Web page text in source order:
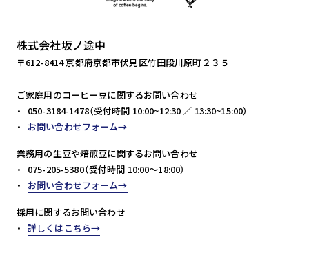
株式会社坂ノ途中
〒612-8414 京都府京都市伏見区竹田段川原町２３５
ご家庭用のコーヒー豆に関するお問い合わせ
050-3184-1478（受付時間 10:00~12:30 ／ 13:30~15:00）
お問い合わせフォーム
業務用の生豆や焙煎豆に関するお問い合わせ
075-205-5380（受付時間 10:00～18:00）
お問い合わせフォーム
採用に関するお問い合わせ
詳しくはこちら